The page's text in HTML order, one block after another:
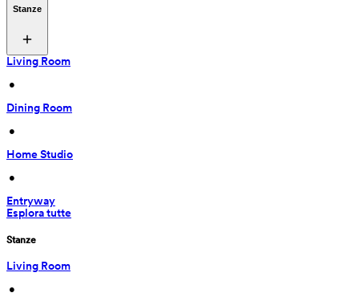
Stanze
Living Room
•
Dining Room
•
Home Studio
•
Entryway
Esplora tutte
Stanze
Living Room
•